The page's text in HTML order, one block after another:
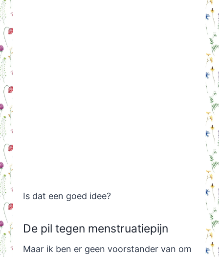
Is dat een goed idee?
De pil tegen menstruatiepijn
Maar ik ben er geen voorstander van om